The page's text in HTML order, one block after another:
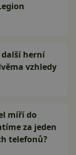
další herní
vzhledy
míří do
za jeden
telefonů?